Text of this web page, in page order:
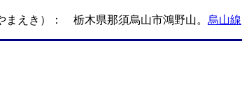
まえき）： 栃木県那須烏山市鴻野山。 烏山線